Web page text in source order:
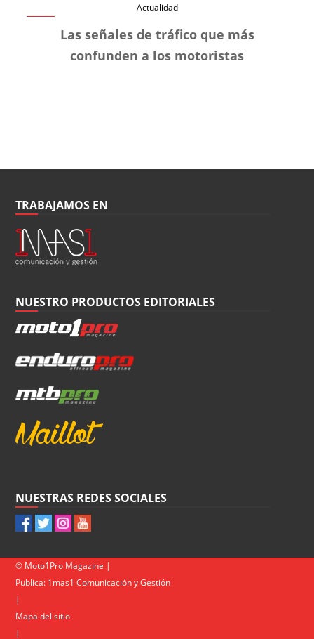
Actualidad
Las señales de tráfico que más
confunden a los motoristas
TRABAJAMOS EN
NUESTRO PRODUCTOS EDITORIALES
NUESTRAS REDES SOCIALES
© Moto1Pro Magazine |
Publica: 1mas1 Comunicación y Gestión
|
Mapa del sitio
|